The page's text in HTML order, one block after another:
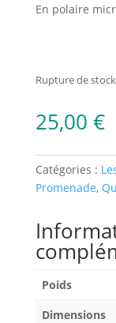
En polaire
Rupture de stock
25,00 €
Catégories :
Promenade,
Poids
Dimensions